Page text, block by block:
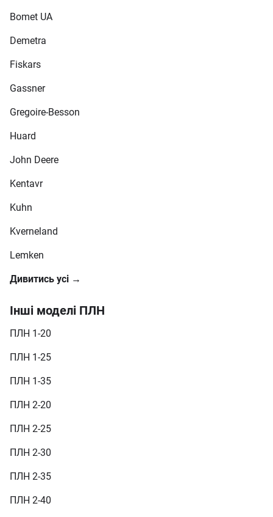
Bomet UA
Demetra
Fiskars
Gassner
Gregoire-Besson
Huard
John Deere
Kentavr
Kuhn
Kverneland
Lemken
Дивитись усі →
Інші моделі ПЛН
ПЛН 1-20
ПЛН 1-25
ПЛН 1-35
ПЛН 2-20
ПЛН 2-25
ПЛН 2-30
ПЛН 2-35
ПЛН 2-40